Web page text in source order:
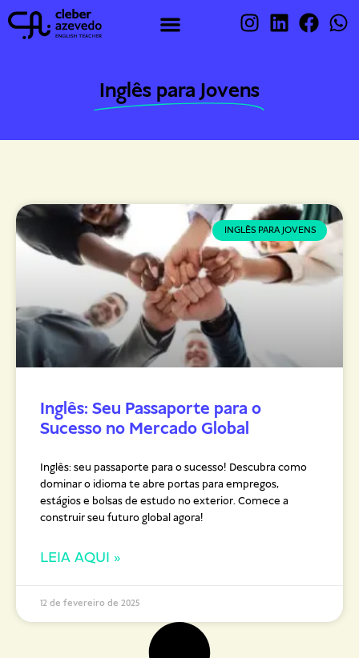
Inglês para Jovens
INGLÊS PARA JOVENS
Inglês: Seu Passaporte para o
Sucesso no Mercado Global
Inglês: seu passaporte para o sucesso! Descubra como
dominar o idioma te abre portas para empregos,
estágios e bolsas de estudo no exterior. Comece a
construir seu futuro global agora!
LEIA AQUI »
12 de fevereiro de 2025